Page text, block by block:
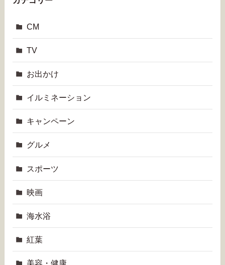
CM
TV
お出かけ
イルミネーション
キャンペーン
グルメ
スポーツ
映画
海水浴
紅葉